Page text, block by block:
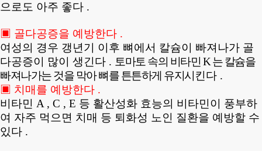
으로도 아주 좋다 .
▣ 골다공증을 예방한다 .
여성의 경우 갱년기 이후 뼈에서 칼슘이 빠져나가 골
다공증이 많이 생긴다 . 토마토 속의 비타민 K 는 칼슘을
빠져나가는 것을 막아 뼈를 튼튼하게 유지시 킨다 .
▣ 치매를 예방한다 .
비타민 A , C , E 등 활산성화 효능의 비타민이 풍부하
여 자주 먹으면 치매 등 퇴화성 노인 질환을 예방할 수
있다 .